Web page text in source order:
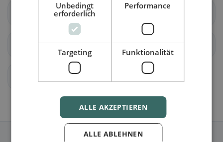
Baumgarten Zemendorf-Stöttera
Unbedingt
erforderlich
Performance
Targeting Funktionalität
ALLE AKZEPTIEREN
ALLE ABLEHNEN